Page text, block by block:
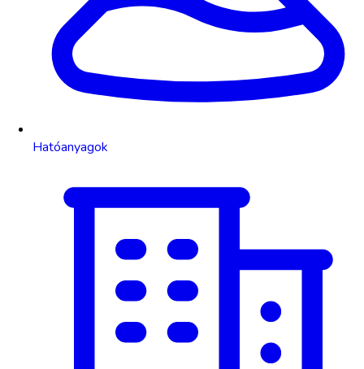
Hatóanyagok